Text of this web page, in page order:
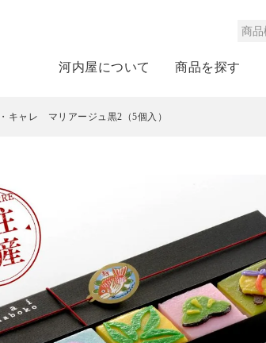
河内屋について 商品を探す
キャレ マリアージュ黒2（5個入）